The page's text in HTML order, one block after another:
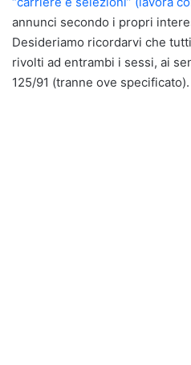
annunci secondo i propri
Desideriamo ricordarvi che
rivolti ad entrambi i sessi, ai
125/91 (tranne ove specificato).